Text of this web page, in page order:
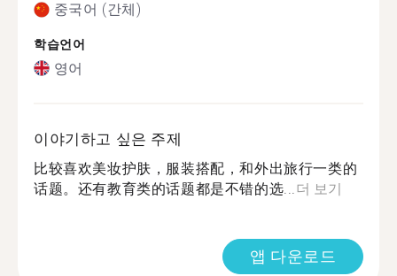
중국어 (간체)
학습언어
영어
이야기하고 싶은 주제
比较喜欢美妆护肤，服装搭配，和外出旅行一类的
话题。还有教育类的话题都是不错的选... 더 보기
앱 다운로드